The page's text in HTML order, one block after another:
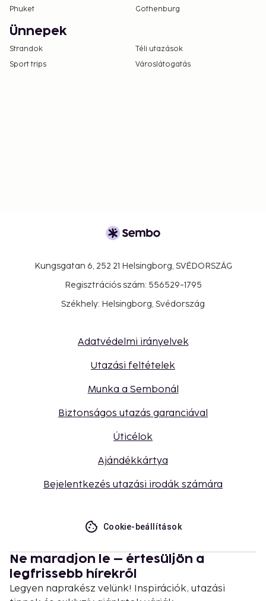
Phuket
Gothenburg
Ünnepek
Strandok
Téli utazások
Sport trips
Városlátogatás
Kungsgatan 6, 252 21 Helsingborg, SVÉDORSZÁG
Regisztrációs szám: 556529-1795
Székhely: Helsingborg, Svédország
Adatvédelmi irányelvek
Utazási feltételek
Munka a Sembonál
Biztonságos utazás garanciával
Úticélok
Ajándékkártya
Bejelentkezés utazási irodák számára
Cookie-beállítások
Ne maradjon le – értesüljön a
legfrissebb hírekről
Legyen naprakész velünk! Inspirációk, utazási